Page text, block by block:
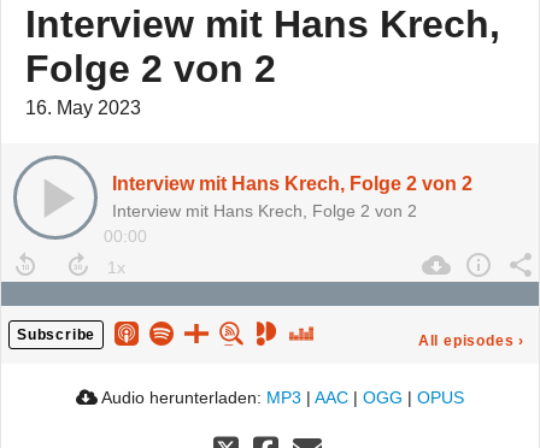
Interview mit Hans Krech,
Folge 2 von 2
16. May 2023
Interview mit Hans Krech, Folge 2 von 2
Interview mit Hans Krech, Folge 2 von 2
00:00
Subscribe All episodes ›
Audio herunterladen: MP3 | AAC | OGG | OPUS